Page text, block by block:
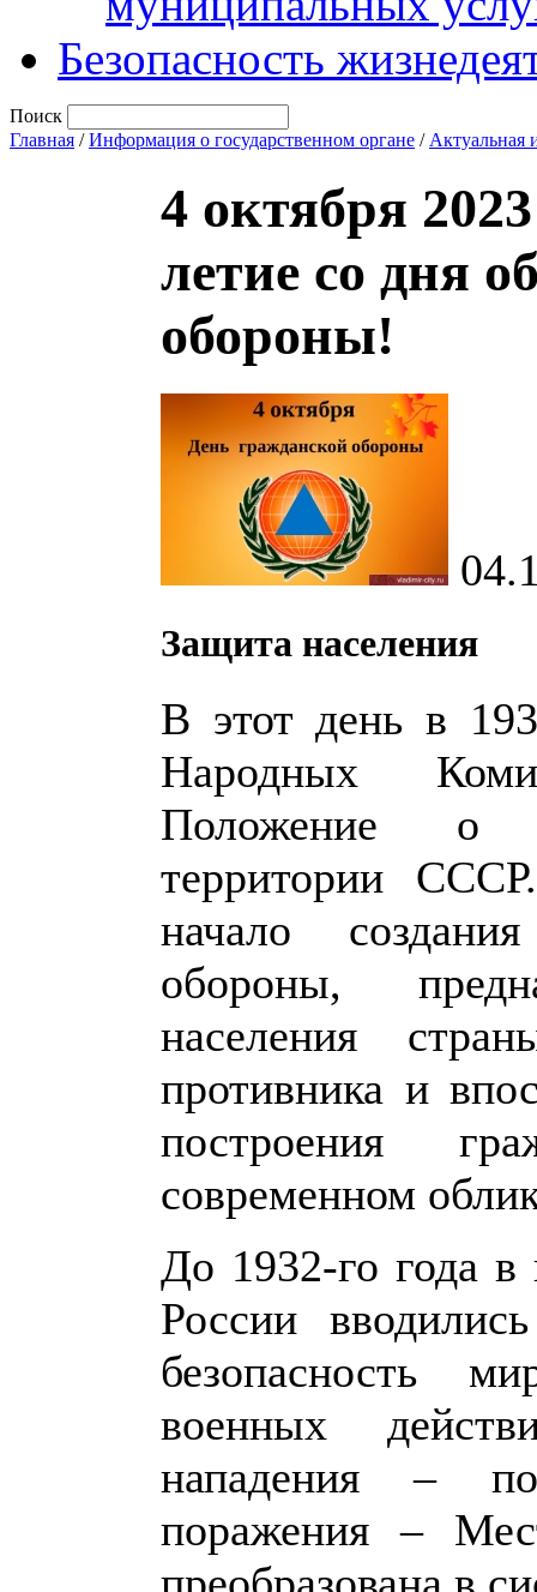
Безопасность
Поиск
Главная /Информация о государственном органе / Актуальная
4 октября
летие со дня
обороны!
Защита населения
В этот день в
Народных
Положение о
территории
начало
обороны,
населения
противника и
построения
современном
До 1932-го года в
России
безопасность
военных
нападения –
поражения –